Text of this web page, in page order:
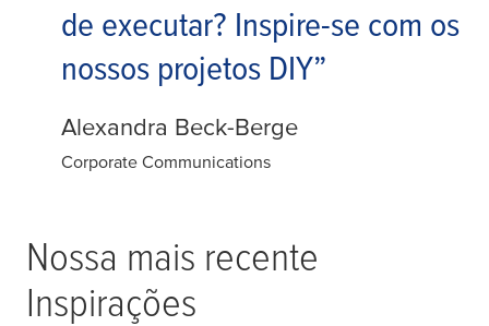
de executar? Inspire-se com os
nossos projetos DIY”
Alexandra Beck-Berge
Corporate Communications
Nossa mais recente
Inspirações